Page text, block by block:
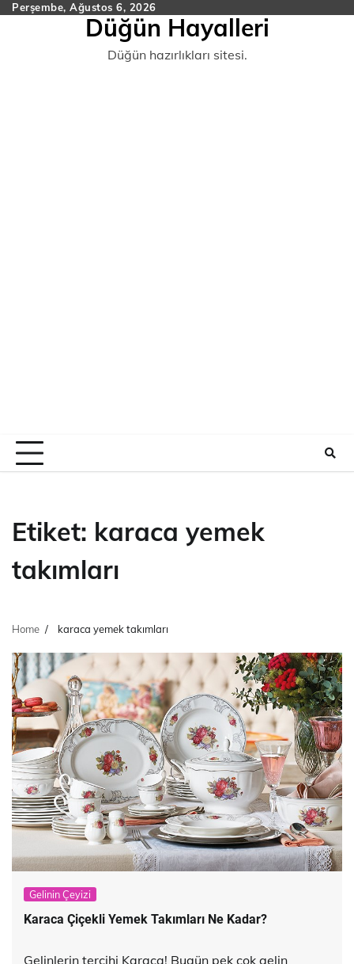
SkipPerşembe, Ağustos 6, 2026
Düğün Hayalleri
Düğün hazırlıkları sitesi.
Etiket: karaca yemek
takımları
Home karaca yemek takımları
Gelinin Çeyizi
Karaca Çiçekli Yemek Takımları Ne Kadar?
Gelinlerin tercihi Karaca! Bugün pek çok gelin